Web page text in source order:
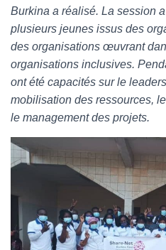
Burkina a réalisé. La session
plusieurs jeunes issus des
des organisations œuvrant
organisations inclusives.
ont été capacités sur le
mobilisation des ressources,
le management des projets.